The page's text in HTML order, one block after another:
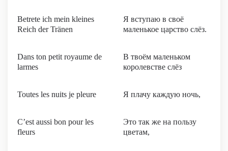
Betrete ich mein kleines
Reich der Tränen
Я вступаю в своё
маленькое царство слёз.
Dans ton petit royaume de
larmes
В твоём маленьком
королевстве слёз
Toutes les nuits je pleure Я плачу каждую ночь,
C’est aussi bon pour les
fleurs
Это так же на пользу
цветам,